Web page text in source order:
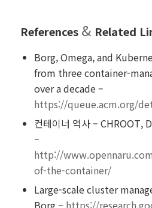
References & Related
Borg, Omega, and
from three container-
over a decade –
https://queue.acm.org/
컨테이너 역사 – CHROOT,
–
http://
of-the-container/
Large-scale cluster
Borg – https://